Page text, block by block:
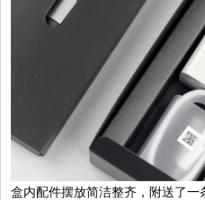
盒内配件摆放简洁整齐，附送了